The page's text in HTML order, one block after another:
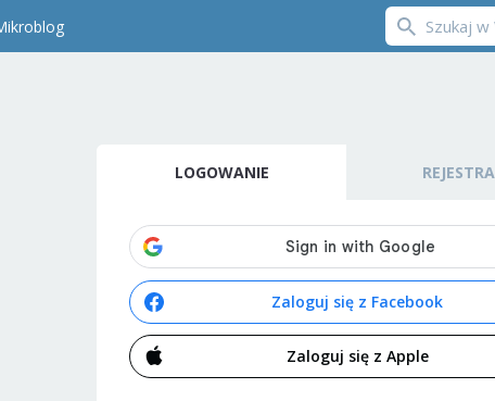
LOGOWANIE
Zaloguj się z Facebook
Zaloguj się z Apple